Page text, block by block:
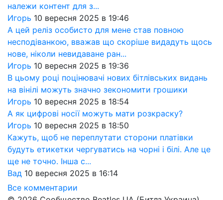
належи контент для з...
Игорь 10 вересня 2025 в 19:46
А цей реліз особисто для мене став повною
несподіванкою, вважав що скоріше видадуть щось
нове, ніколи невидаване ран...
Игорь 10 вересня 2025 в 19:36
В цьому році поцінювачі нових бітлівських видань
на вінілі можуть значно зекономити грошики
Игорь 10 вересня 2025 в 18:54
А як цифрові носії можуть мати розкраску?
Игорь 10 вересня 2025 в 18:50
Кажуть, щоб не переплутати сторони платівки
будуть етикетки чергуватись на чорні і білі. Але це
ще не точно. Інша с...
Вад 10 вересня 2025 в 16:14
Все комментарии